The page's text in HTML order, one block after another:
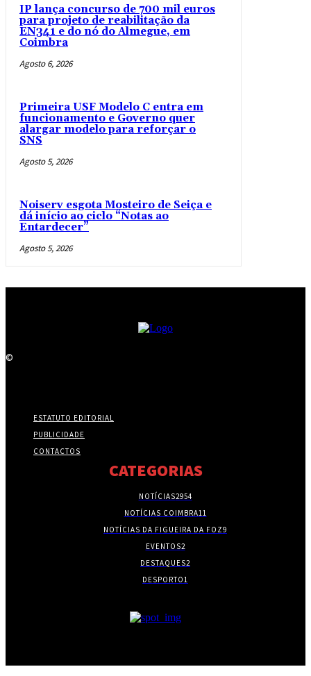
IP lança concurso de 700 mil euros
para projeto de reabilitação da
EN341 e do nó do Almegue, em
Coimbra
Agosto 6, 2026
Primeira USF Modelo C entra em
funcionamento e Governo quer
alargar modelo para reforçar o
SNS
Agosto 5, 2026
Noiserv esgota Mosteiro de Seiça e
dá início ao ciclo “Notas ao
Entardecer”
Agosto 5, 2026
©
ESTATUTO EDITORIAL
PUBLICIDADE
CONTACTOS
CATEGORIAS
NOTÍCIAS2954
NOTÍCIAS COIMBRA11
NOTÍCIAS DA FIGUEIRA DA FOZ9
EVENTOS2
DESTAQUES2
DESPORTO1